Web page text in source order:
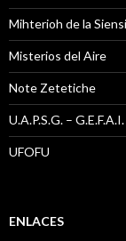
Mihterioh de la
Misterios del Aire
Note Zetetiche
U.A.P.S.G. – G.E.F.A.I.
UFOFU
ENLACES